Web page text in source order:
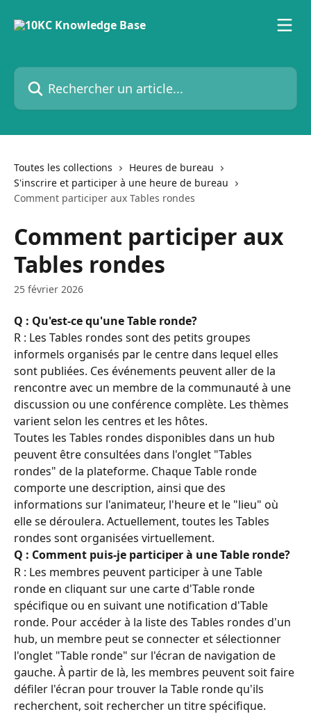
Rechercher un article...
Toutes les collections
Heures de bureau
S'inscrire et participer à une heure de bureau
Comment participer aux Tables rondes
Comment participer aux
Tables rondes
25 février 2026
Q : Qu'est-ce qu'une Table ronde?
R : Les Tables rondes sont des petits groupes
informels organisés par le centre dans lequel elles
sont publiées. Ces événements peuvent aller de la
rencontre avec un membre de la communauté à une
discussion ou une conférence complète. Les thèmes
varient selon les centres et les hôtes.
Toutes les Tables rondes disponibles dans un hub
peuvent être consultées dans l'onglet "Tables
rondes" de la plateforme. Chaque Table ronde
comporte une description, ainsi que des
informations sur l'animateur, l'heure et le "lieu" où
elle se déroulera. Actuellement, toutes les Tables
rondes sont organisées virtuellement.
Q : Comment puis-je participer à une Table ronde?
R : Les membres peuvent participer à une Table
ronde en cliquant sur une carte d'Table ronde
spécifique ou en suivant une notification d'Table
ronde. Pour accéder à la liste des Tables rondes d'un
hub, un membre peut se connecter et sélectionner
l'onglet "Table ronde" sur l'écran de navigation de
gauche. À partir de là, les membres peuvent soit faire
défiler l'écran pour trouver la Table ronde qu'ils
recherchent, soit rechercher un titre spécifique.